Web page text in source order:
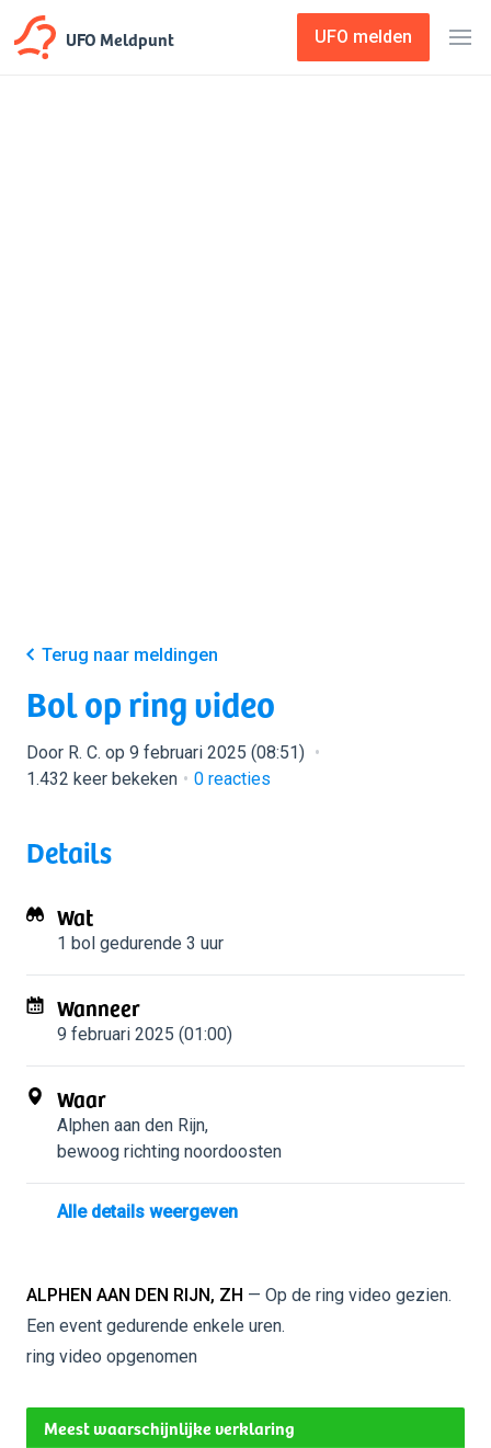
UFO Meldpunt UFO melden
Terug naar meldingen
Bol op ring video
Door R. C. op 9 februari 2025 (08:51)
1.432 keer bekeken
0 reacties
Details
Wat
1 bol gedurende 3 uur
Wanneer
9 februari 2025 (01:00)
Waar
Alphen aan den Rijn,
bewoog richting noordoosten
Alle details weergeven
ALPHEN AAN DEN RIJN, ZH — Op de ring video gezien.
Een event gedurende enkele uren.
ring video opgenomen
Meest waarschijnlijke verklaring